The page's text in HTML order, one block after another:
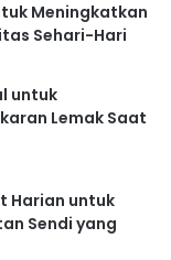
Meningkatkan
Sehari-Hari
untuk
Lemak Saat
Harian untuk
Sendi yang